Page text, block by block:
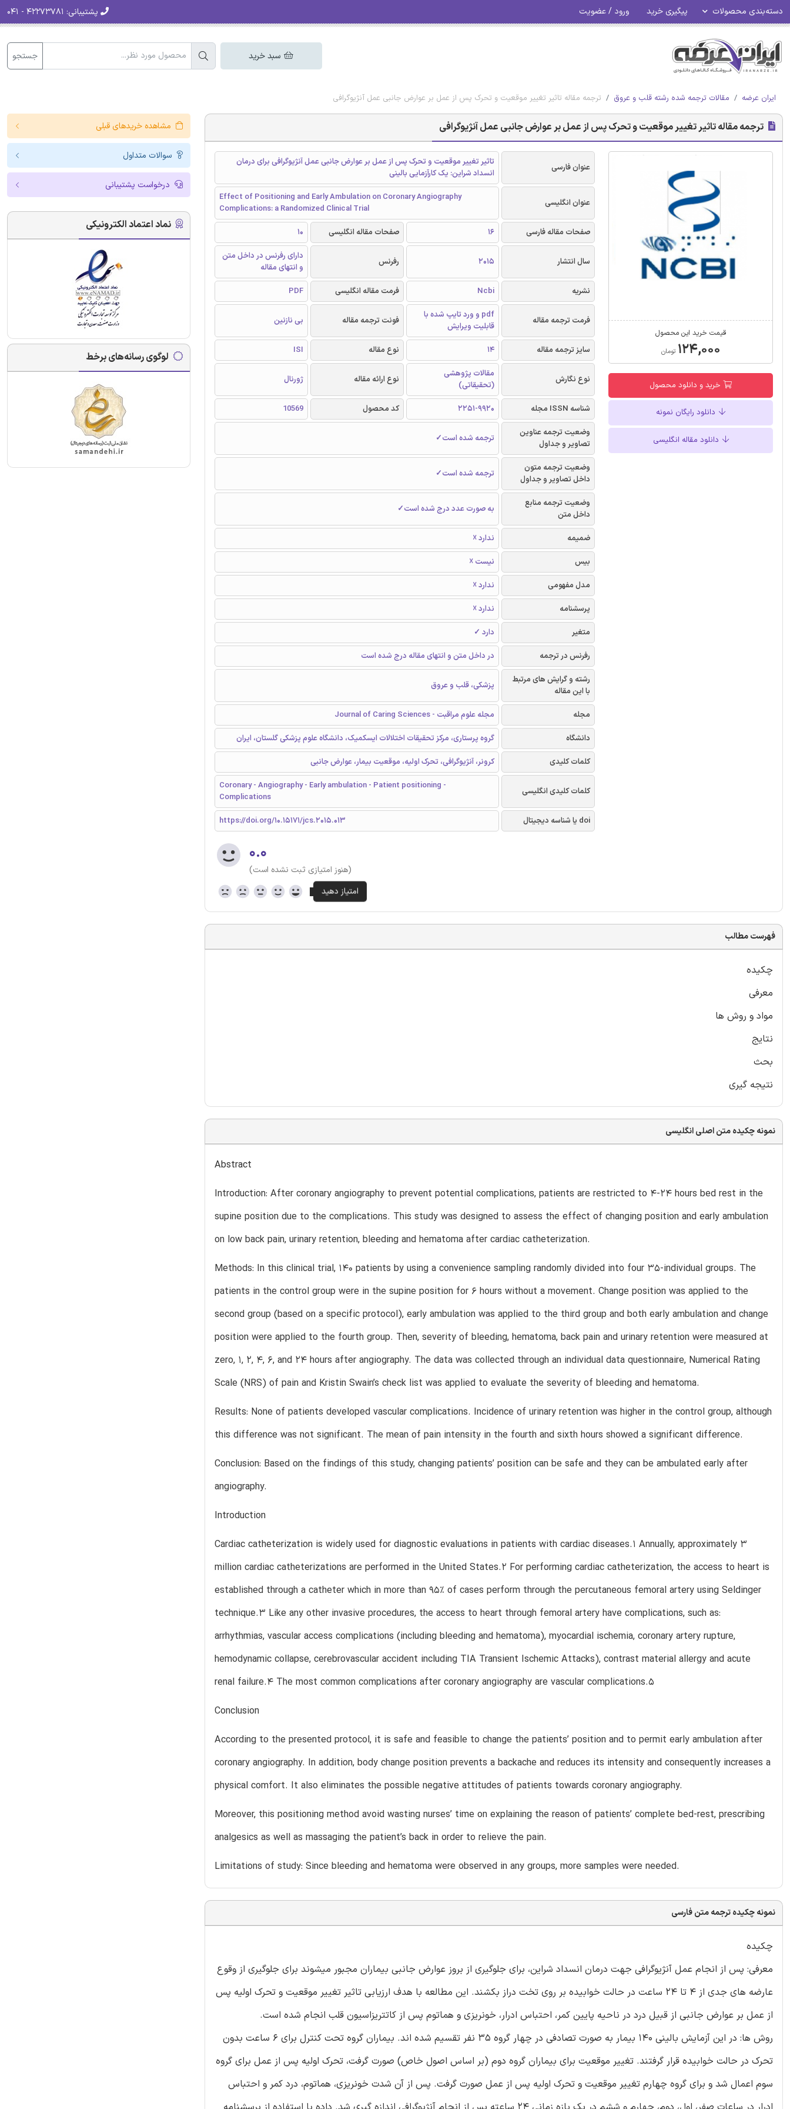
دسته‌بندی محصولات پیگیری خرید ورود / عضویت پشتیبانی:
سبد خرید جستجو
ایران عرضه مقالات ترجمه شده رشته قلب و عروق ترجمه مقاله تاثیر تغییر موقعیت و تحرک پس از عمل بر عوارض جانبی عمل آنژیوگرافی
ترجمه مقاله تاثیر تغییر موقعیت و تحرک پس از عمل بر عوارض جانبی عمل آنژیوگرافی
قیمت خرید این محصول
۱۲۴,۰۰۰ تومان
خرید و دانلود محصول
دانلود رایگان نمونه
دانلود مقاله انگلیسی
عنوان فارسی
تاثیر تغییر موقعیت و تحرک پس از عمل بر عوارض جانبی عمل آنژیوگرافی برای درمان
انسداد شراین: یک کارآزمایی بالینی
عنوان انگلیسی
Effect of Positioning and Early Ambulation on Coronary Angiography
Complications: a Randomized Clinical Trial
صفحات مقاله فارسی
16 صفحات مقاله انگلیسی 10
سال انتشار 2015 رفرنس
دارای رفرنس در داخل متن
و انتهای مقاله
نشریه
Ncbi فرمت مقاله انگلیسی PDF
فرمت ترجمه مقاله
pdf و ورد تایپ شده با
قابلیت ویرایش
فونت ترجمه مقاله بی نازنین
سایز ترجمه مقاله 14 نوع مقاله ISI
نوع نگارش
مقالات پژوهشی
(تحقیقاتی)
نوع ارائه مقاله ژورنال
شناسه ISSN مجله 2251-9920 کد محصول
10569
وضعیت ترجمه عناوین
تصاویر و جداول
ترجمه شده است✓
وضعیت ترجمه متون
داخل تصاویر و جداول
ترجمه شده است✓
وضعیت ترجمه منابع
داخل متن
به صورت عدد درج شده است✓
ضمیمه
ندارد ☓
بیس
نیست ☓
مدل مفهومی
ندارد ☓
پرسشنامه
ندارد ☓
متغیر
دارد ✓
رفرنس در ترجمه
در داخل متن و انتهای مقاله درج شده است
رشته و گرایش های مرتبط
با این مقاله
پزشکی، قلب و عروق
مجله
مجله علوم مراقبت - Journal of Caring Sciences
دانشگاه
گروه پرستاری، مرکز تحقیقات اختلالات ایسکمیک، دانشگاه علوم پزشکی گلستان، ایران
کلمات کلیدی
کرونر، آنژیوگرافی، تحرک اولیه، موقعیت بیمار، عوارض جانبی
کلمات کلیدی انگلیسی
Coronary - Angiography - Early ambulation - Patient positioning -
Complications
doi یا شناسه دیجیتال
https://doi.org/10.15171/jcs.2015.013
۰.۰
(هنوز امتیازی ثبت نشده است)
فهرست مطالب
چکیده
معرفی
مواد و روش ها
نتایج
بحث
نتیجه گیری
نمونه چکیده متن اصلی انگلیسی
Abstract
Introduction: After coronary angiography to prevent potential complications, patients are restricted to 4-24 hours bed rest in the
supine position due to the complications. This study was designed to assess the effect of changing position and early ambulation
on low back pain, urinary retention, bleeding and hematoma after cardiac catheterization.
Methods: In this clinical trial, 140 patients by using a convenience sampling randomly divided into four 35-individual groups. The
patients in the control group were in the supine position for 6 hours without a movement. Change position was applied to the
second group (based on a specific protocol), early ambulation was applied to the third group and both early ambulation and change
position were applied to the fourth group. Then, severity of bleeding, hematoma, back pain and urinary retention were measured at
zero, 1, 2, 4, 6, and 24 hours after angiography. The data was collected through an individual data questionnaire, Numerical Rating
Scale (NRS) of pain and Kristin Swain’s check list was applied to evaluate the severity of bleeding and hematoma.
Results: None of patients developed vascular complications. Incidence of urinary retention was higher in the control group, although
this difference was not significant. The mean of pain intensity in the fourth and sixth hours showed a significant difference.
Conclusion: Based on the findings of this study, changing patients’ position can be safe and they can be ambulated early after
angiography.
Introduction
Cardiac catheterization is widely used for diagnostic evaluations in patients with cardiac diseases.1 Annually, approximately 3
million cardiac catheterizations are performed in the United States.2 For performing cardiac catheterization, the access to heart is
established through a catheter which in more than 95% of cases perform through the percutaneous femoral artery using Seldinger
technique.3 Like any other invasive procedures, the access to heart through femoral artery have complications, such as:
arrhythmias, vascular access complications (including bleeding and hematoma), myocardial ischemia, coronary artery rupture,
hemodynamic collapse, cerebrovascular accident including TIA Transient Ischemic Attacks), contrast material allergy and acute
renal failure.4 The most common complications after coronary angiography are vascular complications.5
Conclusion
According to the presented protocol, it is safe and feasible to change the patients’ position and to permit early ambulation after
coronary angiography. In addition, body change position prevents a backache and reduces its intensity and consequently increases a
physical comfort. It also eliminates the possible negative attitudes of patients towards coronary angiography.
Moreover, this positioning method avoid wasting nurses’ time on explaining the reason of patients’ complete bed-rest, prescribing
analgesics as well as massaging the patient’s back in order to relieve the pain.
Limitations of study: Since bleeding and hematoma were observed in any groups, more samples were needed.
نمونه چکیده ترجمه متن فارسی
چکیده
معرفی: پس از انجام عمل آنژیوگرافی جهت درمان انسداد شراین، برای جلوگیری از بروز عوارض جانبی بیماران مجبور میشوند برای جلوگیری از وقوع
عارضه های جدی از 4 تا 24 ساعت در حالت خوابیده بر روی تخت دراز بکشند. این مطالعه با هدف ارزیابی تاثیر تغییر موقعیت و تحرک اولیه پس
از عمل بر عوارض جانبی از قبیل درد در ناحیه پایین کمر، احتباس ادرار، خونریزی و هماتوم پس از کاتتریزاسیون قلب انجام شده است.
روش ها: در این آزمایش بالینی 140 بیمار به صورت تصادفی در چهار گروه 35 نفر تقسیم شده اند. بیماران گروه تحت کنترل برای 6 ساعت بدون
تحرک در حالت خوابیده قرار گرفتند. تغییر موقعیت برای بیماران گروه دوم (بر اساس اصول خاص) صورت گرفت، تحرک اولیه پس از عمل برای گروه
سوم اعمال شد و برای گروه چهارم تغییر موقعیت و تحرک اولیه پس از عمل صورت گرفت. پس از آن شدت خونریزی، هماتوم، درد کمر و احتباس
مشاهده خریدهای قبلی
سوالات متداول
درخواست پشتیبانی
نماد اعتماد الکترونیکی
لوگوی رسانه‌های برخط